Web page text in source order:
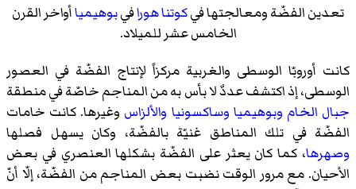
تعدين الفضّة ومعالجتها فيكوتنا هورافيبوهيمياأواخر القرن
الخامس عشر للميلاد.
كانت أوروبّا الوسطى والغربية مركزاً لإنتاج الفضّة في العصور
الوسطى، إذ اكتشف عددٌ لا بأس به من المناجم خاصّة في منطقة
جبال الخام وبوهيميا وساكسونيا والألزاس وغيرها. كانت خامات
الفضّة في تلك المناطق غنيّة بالفضّة، وكان يسهل فصلها
وصهرها، كما كان يعثر على الفضّة بشكلها العنصري في بعض
الأحيان. مع مرور الوقت نضبت بعض المناجم من الفضّة، إلّا أنّ